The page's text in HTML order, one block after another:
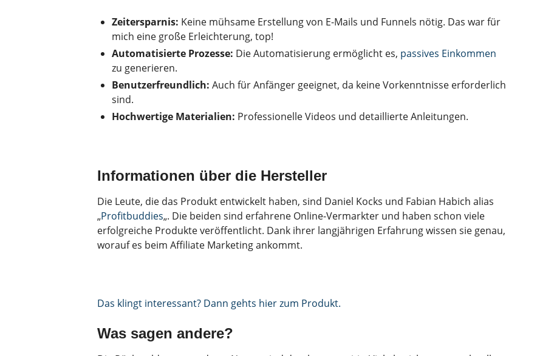
Zeitersparnis: Keine mühsame Erstellung von E-Mails und Funnels nötig. Das war für
mich eine große Erleichterung, top!
Automatisierte Prozesse: Die Automatisierung ermöglicht es, passives Einkommen
zu generieren.
Benutzerfreundlich: Auch für Anfänger geeignet, da keine Vorkenntnisse erforderlich
sind.
Hochwertige Materialien: Professionelle Videos und detaillierte Anleitungen.
Informationen über die Hersteller
Die Leute, die das Produkt entwickelt haben, sind Daniel Kocks und Fabian Habich alias
„Profitbuddies„. Die beiden sind erfahrene Online-Vermarkter und haben schon viele
erfolgreiche Produkte veröffentlicht. Dank ihrer langjährigen Erfahrung wissen sie genau,
worauf es beim Affiliate Marketing ankommt.
Das klingt interessant? Dann gehts hier zum Produkt.
Was sagen andere?